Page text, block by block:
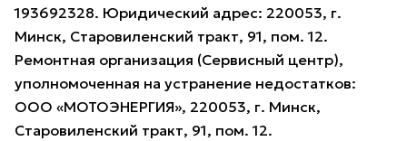
193692328. Юридический адрес: 220053, г.
Минск, Старовиленский тракт, 91, пом. 12.
Ремонтная организация (Сервисный центр),
уполномоченная на устранение недостатков:
ООО «МОТОЭНЕРГИЯ», 220053, г. Минск,
Старовиленский тракт, 91, пом. 12.